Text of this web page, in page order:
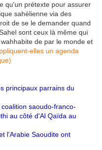
qu'un prétexte pour assurer
sahélienne via des
de se le demander quand
sont ceux là même qui
de par le monde et
elles un agenda
principaux parrains du
saoudo-franco-
au côté d'Al Qaïda au
l'Arabie Saoudite ont